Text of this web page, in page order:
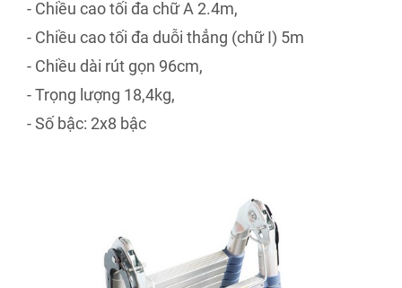
- Chiều cao tối đa chữ A 2.4m,
- Chiều cao tối đa duỗi thẳng (chữ I) 5m
- Chiều dài rút gọn 96cm,
- Trọng lượng 18,4kg,
- Số bậc: 2x8 bậc